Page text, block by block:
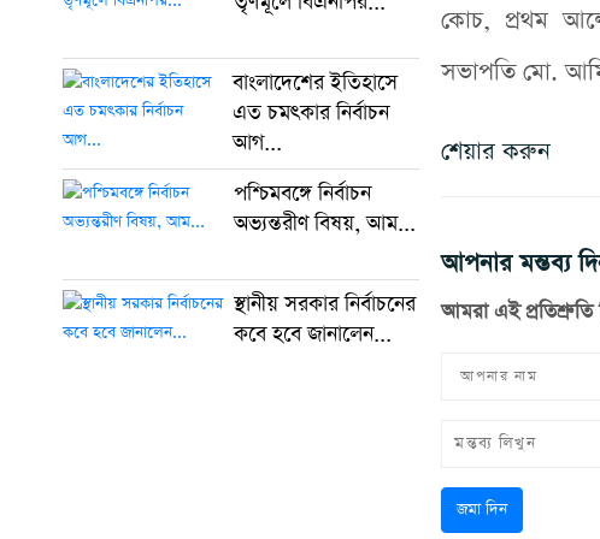
বাংলাদেশের ইতিহাসে
এত চমৎকার নির্বাচন
আগ...
পশ্চিমবঙ্গে নির্বাচন
অভ্যন্তরীণ বিষয়, আম...
স্থানীয় সরকার নির্বাচনের
কবে হবে জানালেন...
কোচ, প্রথম আলো
সভাপতি মো.
শেয়ার করুন
আপনার মন্তব্য
আমরা এই
জমা দিন